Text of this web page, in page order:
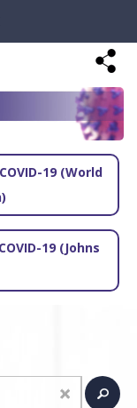
19 (World
19 (Johns